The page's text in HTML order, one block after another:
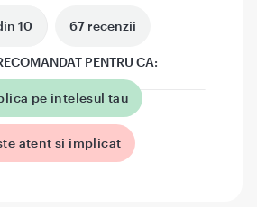
10 67 recenzii
PENTRU CA:
pe intelesul tau
atent si implicat